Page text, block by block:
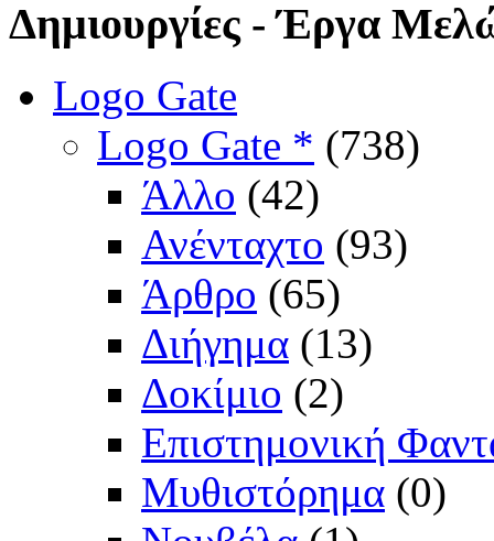
Δημιουργίες - Έργα
Logo Gate
Logo Gate * (738)
Άλλο (42)
Ανένταχτο (93)
Άρθρο (65)
Διήγημα (13)
Δοκίμιο (2)
Επιστημονική
Μυθιστόρημα (0)